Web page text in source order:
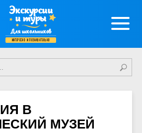
Экскурсии
и туры
Для школьников
интересно и познавательно
В
МУЗЕЙ